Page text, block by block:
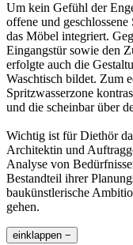
Um kein Gefühl der
offene und
das Möbel integriert.
Eingangstür sowie den
erfolgte auch die
Waschtisch bildet. Zum
Spritzwasserzone
und die scheinbar über
Wichtig ist für Diethör
Architektin und
Analyse von
Bestandteil ihrer
baukünstlerische
gehen.
einklappen −